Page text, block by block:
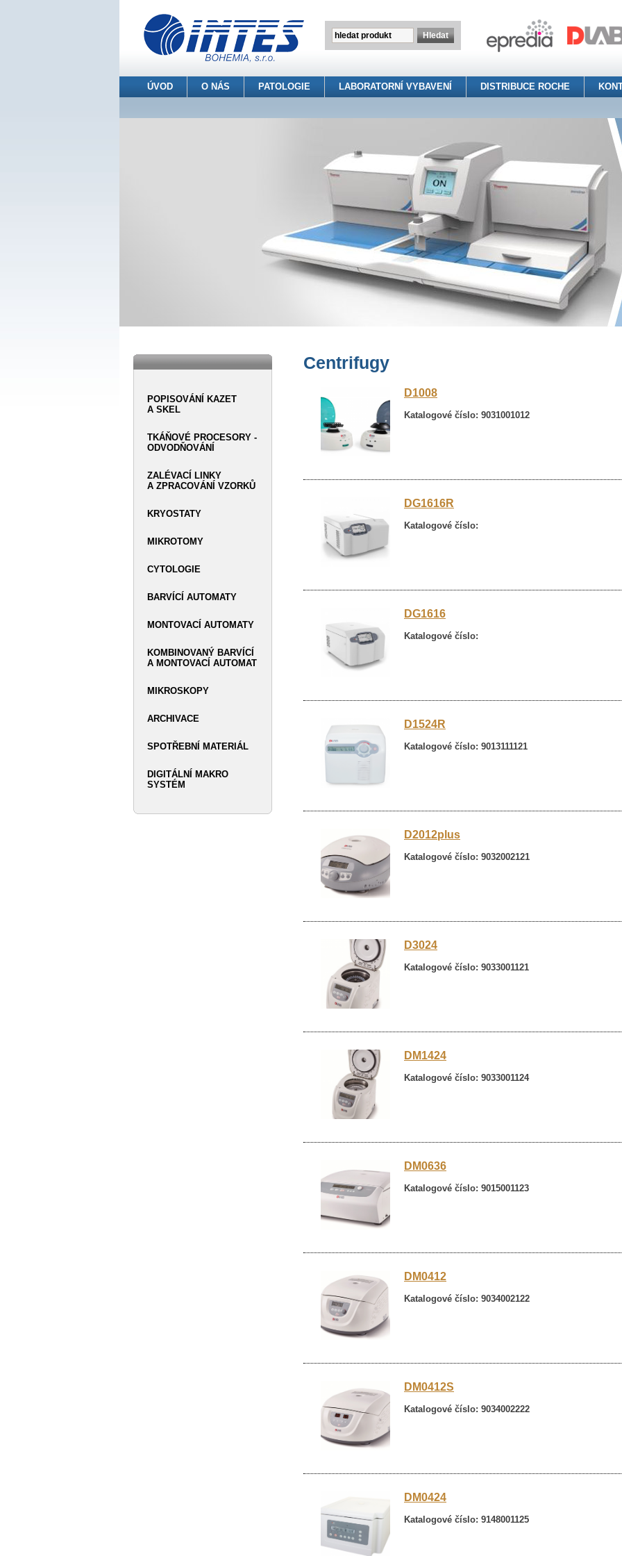
ÚVOD O NÁS PATOLOGIE LABORATORNÍ VYBAVENÍ DISTRIBUCE ROCHE
Centrifugy
D1008
Katalogové číslo: 9031001012
DG1616R
Katalogové číslo:
DG1616
Katalogové číslo:
D1524R
Katalogové číslo: 9013111121
D2012plus
Katalogové číslo: 9032002121
D3024
Katalogové číslo: 9033001121
DM1424
Katalogové číslo: 9033001124
DM0636
Katalogové číslo: 9015001123
DM0412
Katalogové číslo: 9034002122
DM0412S
Katalogové číslo: 9034002222
DM0424
Katalogové číslo: 9148001125
POPISOVÁNÍ KAZET
A SKEL
TKÁŇOVÉ PROCESORY -
ODVODŇOVÁNÍ
ZALÉVACÍ LINKY
A ZPRACOVÁNÍ VZORKŮ
KRYOSTATY
MIKROTOMY
CYTOLOGIE
BARVÍCÍ AUTOMATY
MONTOVACÍ AUTOMATY
KOMBINOVANÝ BARVÍCÍ
A MONTOVACÍ AUTOMAT
MIKROSKOPY
ARCHIVACE
SPOTŘEBNÍ MATERIÁL
DIGITÁLNÍ MAKRO
SYSTÉM